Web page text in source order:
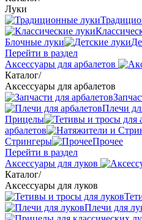
Луки
Блочные луки
Перейти в раздел
Аксессуары для арбалетов
Каталог/
Аксессуары для арбалетов
Плечи
Прицелы
арбалетов
Стрингеры
Прочее
Перейти в раздел
Аксессуары для луков
Каталог/
Аксессуары для луков
Плечи для